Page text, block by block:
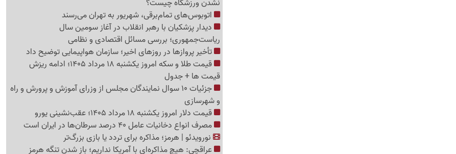
نشدن ورزشگاه چیست؟
اتوبوس‌های تمام‌برقی، شهریور به تهران می‌رسند
دیدار پزشکیان با رهبر انقلاب در آغاز سومین سال
ریاست‌جمهوری؛ بررسی مسائل اقتصادی و نظامی
تأخیر پروازها در روزهای اخیر؛ سازمان هواپیمایی توضیح داد
قیمت طلا و سکه امروز یکشنبه 18 مرداد 1405؛ ادامه ریزش
قیمت ها + جدول
جزئیات 10 سوال نمایندگان مجلس از وزرای آموزش و پرورش و راه
و شهرسازی
قیمت دلار امروز یکشنبه 18 مرداد 1405؛ عقب‌نشینی یورو
مصرف انواع دخانیات عامل 40 درصد سرطان‌ها در ایران است
نورویدئو | هرمز؛ مذاکره برای تردد یا بازی بزرگ‌تر
عراقچی: هیچ مذاکره‌ای با آمریکا نداریم؛ باز شدن تنگه هرمز